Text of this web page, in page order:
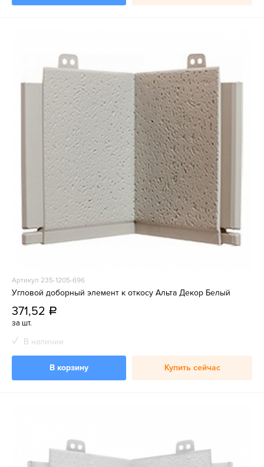
Артикул 235-1205-696
Угловой доборный элемент к откосу Альта Декор Белый
371,52 a
за шт.
В наличии
В корзину Купить сейчас